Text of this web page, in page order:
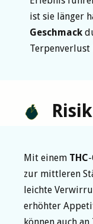
ist sie länger
Geschmack
Terpenverlust
Mit einem THC
zur mittleren
leichte
erhöhter